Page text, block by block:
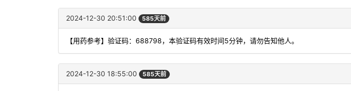
2024-12-30 20:51:00 585天前
【用药参考】验证码：688798，本验证码有效时间5分钟，请勿告知他人。
2024-12-30 18:55:00 585天前